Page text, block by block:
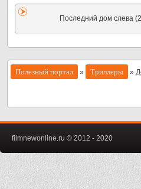
Последний дом слева
Полезный портал » Триллеры »
filmnewonline.ru © 2012 - 2020